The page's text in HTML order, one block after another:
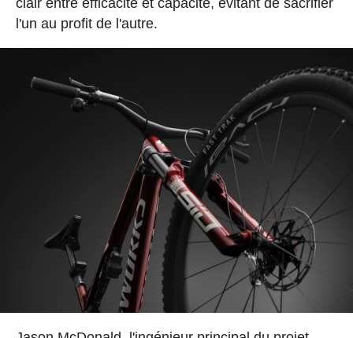
l'un au profit de l'autre.